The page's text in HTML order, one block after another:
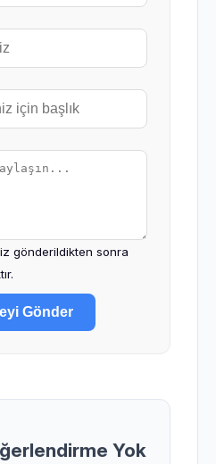
gönderildikten sonra
Gönder
Yok